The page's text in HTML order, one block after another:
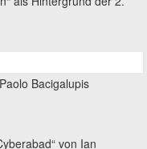
Paolo Bacigalupis
von Ian